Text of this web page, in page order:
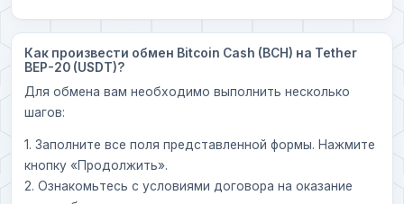
Как произвести обмен Bitcoin Cash (BCH) на Tether
BEP-20 (USDT)?
Для обмена вам необходимо выполнить несколько
шагов:
1. Заполните все поля представленной формы. Нажмите
кнопку «Продолжить».
2. Ознакомьтесь с условиями договора на оказание